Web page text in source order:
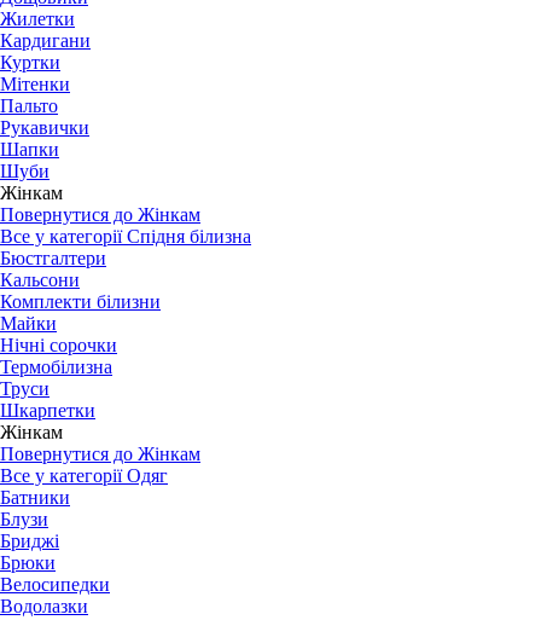
Жилетки
Кардигани
Куртки
Мітенки
Пальто
Рукавички
Шапки
Шуби
Жінкам
Повернутися до Жінкам
Все у категорії Спідня білизна
Бюстгалтери
Кальсони
Комплекти білизни
Майки
Нічні сорочки
Термобілизна
Труси
Шкарпетки
Жінкам
Повернутися до Жінкам
Все у категорії Одяг
Батники
Блузи
Бриджі
Брюки
Велосипедки
Водолазки